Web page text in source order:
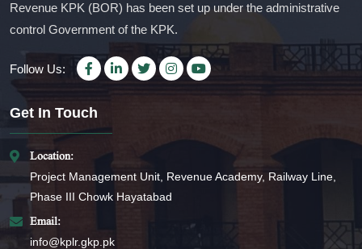
Revenue KPK (BOR) has been set up under the administrative
control Government of the KPK.
Follow Us:
Get In Touch
Location:
Project Management Unit, Revenue Academy, Railway Line,
Phase III Chowk Hayatabad
Email:
info@kplr.gkp.pk